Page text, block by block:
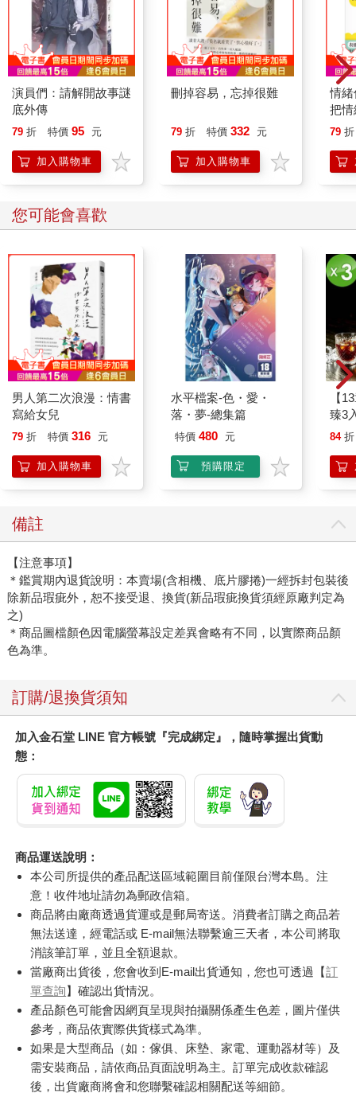
演員們：請解開故事謎
底外傳
79 折 特價 95 元
加入購物車
刪掉容易，忘掉很難
79 折 特價 332 元
加入購物車
情
把
誰
79 折
您可能會喜歡
男人第二次浪漫：情書
寫給女兒
79 折 特價 316 元
加入購物車
水平檔案-色・愛・
落・夢-總集篇
特價 480 元
預購限定
【
臻3
84 折
備註
【注意事項】
＊鑑賞期內退貨說明：本賣場(含相機、底片膠捲)一經拆封包裝後
除新品瑕疵外，恕不接受退、換貨(新品瑕疵換貨須經原廠判定為
之)
＊商品圖檔顏色因電腦螢幕設定差異會略有不同，以實際商品顏
色為準。
訂購/退換貨須知
加入金石堂 LINE 官方帳號『完成綁定』，隨時掌握出貨動
態：
商品運送說明：
本公司所提供的產品配送區域範圍目前僅限台灣本島。注
意！收件地址請勿為郵政信箱。
商品將由廠商透過貨運或是郵局寄送。消費者訂購之商品若
無法送達，經電話或 E-mail無法聯繫逾三天者，本公司將取
消該筆訂單，並且全額退款。
當廠商出貨後，您會收到E-mail出貨通知，您也可透過【訂
單查詢】確認出貨情況。
產品顏色可能會因網頁呈現與拍攝關係產生色差，圖片僅供
參考，商品依實際供貨樣式為準。
如果是大型商品（如：傢俱、床墊、家電、運動器材等）及
需安裝商品，請依商品頁面說明為主。訂單完成收款確認
後，出貨廠商將會和您聯繫確認相關配送等細節。